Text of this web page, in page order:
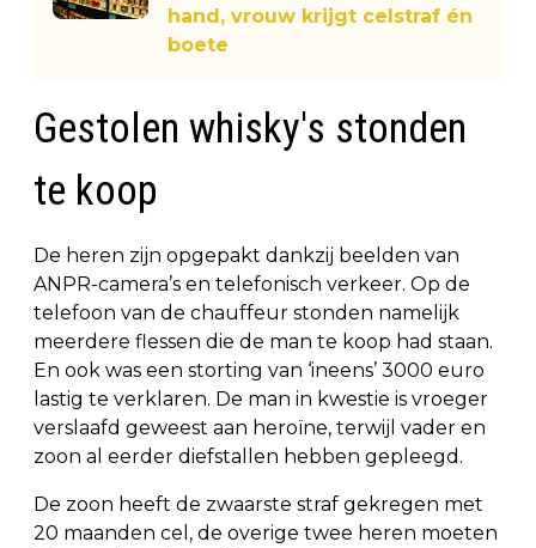
hand, vrouw krijgt celstraf én
boete
Gestolen whisky's stonden
te koop
De heren zijn opgepakt dankzij beelden van
ANPR-camera’s en telefonisch verkeer. Op de
telefoon van de chauffeur stonden namelijk
meerdere flessen die de man te koop had staan.
En ook was een storting van ‘ineens’ 3000 euro
lastig te verklaren. De man in kwestie is vroeger
verslaafd geweest aan heroïne, terwijl vader en
zoon al eerder diefstallen hebben gepleegd.
De zoon heeft de zwaarste straf gekregen met
20 maanden cel, de overige twee heren moeten